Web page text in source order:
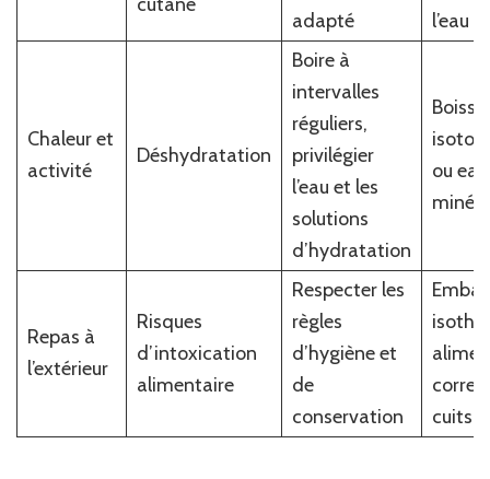
adapté
l’eau
Chaleur et
activité
Déshydratation
Boire à
intervalles
réguliers,
privilégier
l’eau et les
solutions
d’hydratation
ou eau
Repas à
l’extérieur
Risques
d’intoxication
alimentaire
Respecter les
règles
d’hygiène et
de
conservation
cuits